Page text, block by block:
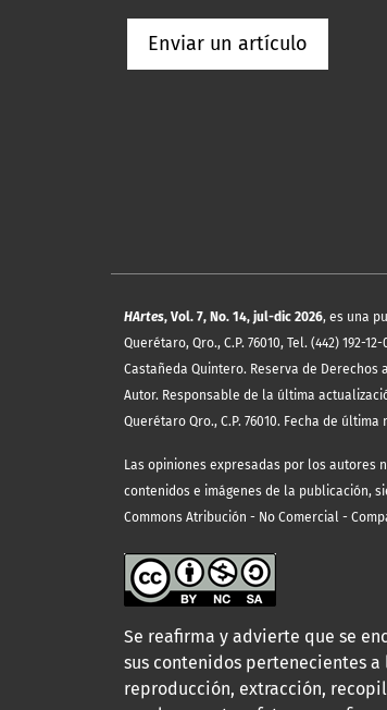
Enviar un artículo
HArtes, Vol. 7, No. 14, jul-dic 2026, es una
Querétaro, Qro., C.P. 76010, Tel. (442)
Castañeda Quintero. Reserva de Derechos
Autor. Responsable de la última
Querétaro Qro., C.P. 76010. Fecha de
Las opiniones expresadas por los
contenidos e imágenes de la publicación,
Commons Atribución - No Comercial -
Se reafirma y advierte que se
sus contenidos pertenecientes
reproducción, extracción,